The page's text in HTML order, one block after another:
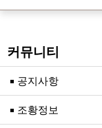
커뮤니티
공지사항
조황정보